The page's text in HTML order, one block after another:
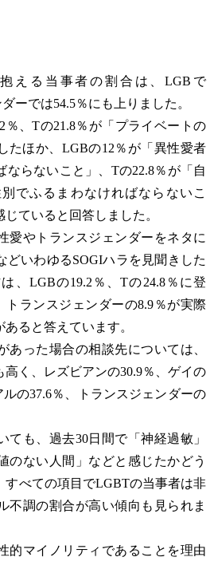
える当事者の割合は、LGBで
ーでは54.5％にも上りました。
、Tの21.8％が「プライベートの
たほか、LGBの12％が「異性愛者
ならないこと」、Tの22.8％が「自
でふるまわなければならないこ
ていると回答しました。
やトランスジェンダーをネタに
どいわゆるSOGIハラを見聞きした
、LGBの19.2％、Tの24.8％に登
トランスジェンダーの8.9％が実際
ると答えています。
った場合の相談先については、
高く、レズビアンの30.9％、ゲイの
の37.6％、トランスジェンダーの
も、過去30日間で「神経過敏」
のない人間」などと感じたかどう
すべての項目でLGBTの当事者は非
不調の割合が高い傾向も見られま
的マイノリティであることを理由